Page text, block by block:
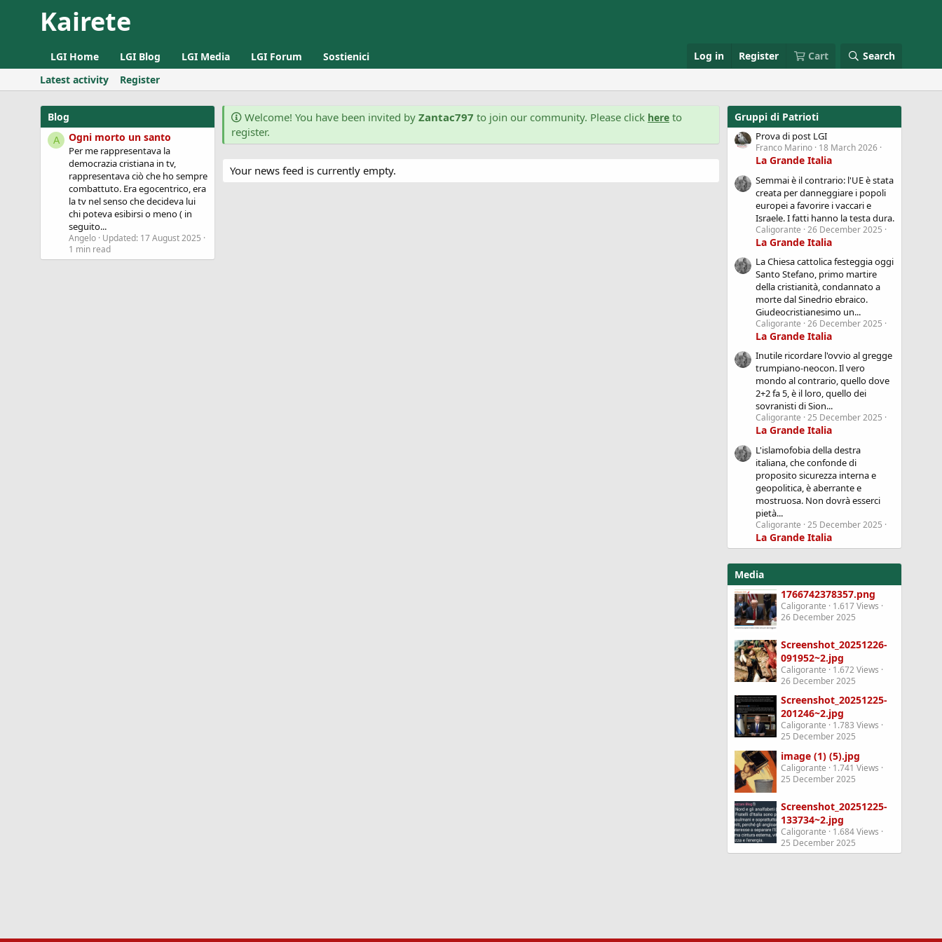
Kairete
LGI Home LGI Blog LGI Media LGI Forum Sostienici Log in Register Cart
Search
Latest activity
Register
Blog
A Ogni morto un santo
Per me rappresentava la
democrazia cristiana in tv,
rappresentava ciò che ho sempre
combattuto. Era egocentrico, era
la tv nel senso che decideva lui
chi poteva esibirsi o meno ( in
seguito...
Angelo Updated: 17 August 2025
1 min read
Welcome! You have been invited by Zantac797 to join our community. Please click here to
register.
Your news feed is currently empty.
Gruppi di Patrioti
Prova di post LGI
Franco Marino 18 March 2026
La Grande Italia
Semmai è il contrario: l'UE è stata
creata per danneggiare i popoli
europei a favorire i vaccari e
Israele. I fatti hanno la testa dura.
Caligorante 26 December 2025
La Grande Italia
La Chiesa cattolica festeggia oggi
Santo Stefano, primo martire
della cristianità, condannato a
morte dal Sinedrio ebraico.
Giudeocristianesimo un...
Caligorante 26 December 2025
La Grande Italia
Inutile ricordare l'ovvio al gregge
trumpiano-neocon. Il vero
mondo al contrario, quello dove
2+2 fa 5, è il loro, quello dei
sovranisti di Sion...
Caligorante 25 December 2025
La Grande Italia
L'islamofobia della destra
italiana, che confonde di
proposito sicurezza interna e
geopolitica, è aberrante e
mostruosa. Non dovrà esserci
pietà...
Caligorante 25 December 2025
La Grande Italia
Media
1766742378357.png
Caligorante
1.617 Views
26 December 2025
Screenshot_20251226-
091952~2.jpg
Caligorante
1.672 Views
26 December 2025
Screenshot_20251225-
201246~2.jpg
Caligorante
1.783 Views
25 December 2025
image (1) (5).jpg
Caligorante
1.741 Views
25 December 2025
Screenshot_20251225-
133734~2.jpg
Caligorante
1.684 Views
25 December 2025